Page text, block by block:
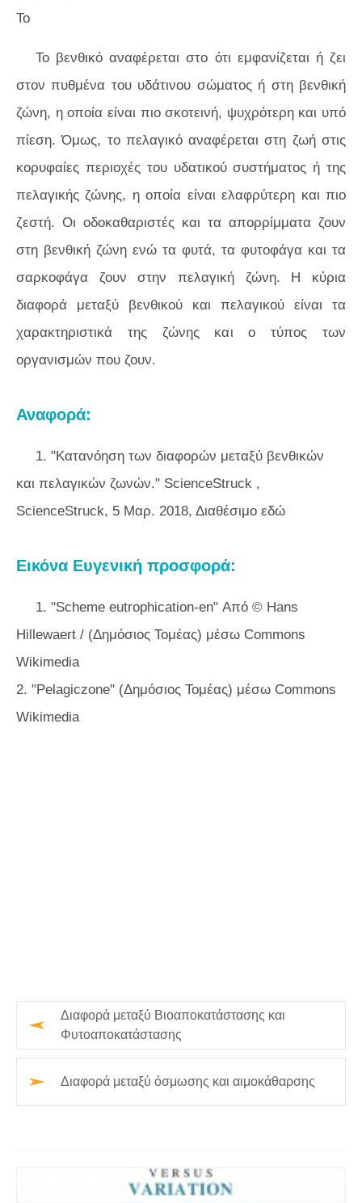
Το
Το βενθικό αναφέρεται στο ότι εμφανίζεται ή ζει
στον πυθμένα του υδάτινου σώματος ή στη βενθική
ζώνη, η οποία είναι πιο σκοτεινή, ψυχρότερη και υπό
πίεση. Όμως, το πελαγικό αναφέρεται στη ζωή στις
κορυφαίες περιοχές του υδατικού συστήματος ή της
πελαγικής ζώνης, η οποία είναι ελαφρύτερη και πιο
ζεστή. Οι οδοκαθαριστές και τα απορρίμματα ζουν
στη βενθική ζώνη ενώ τα φυτά, τα φυτοφάγα και τα
σαρκοφάγα ζουν στην πελαγική ζώνη. Η κύρια
διαφορά μεταξύ βενθικού και πελαγικού είναι τα
χαρακτηριστικά της ζώνης και ο τύπος των
οργανισμών που ζουν.
Αναφορά:
1. "Κατανόηση των διαφορών μεταξύ βενθικών
και πελαγικών ζωνών." ScienceStruck ,
ScienceStruck, 5 Μαρ. 2018, Διαθέσιμο εδώ
Εικόνα Ευγενική προσφορά:
1. "Scheme eutrophication-en" Από © Hans
Hillewaert / (Δημόσιος Τομέας) μέσω Commons
Wikimedia
2. "Pelagiczone" (Δημόσιος Τομέας) μέσω Commons
Wikimedia
Διαφορά μεταξύ Βιοαποκατάστασης και
Φυτοαποκατάστασης
Διαφορά μεταξύ όσμωσης και αιμοκάθαρσης